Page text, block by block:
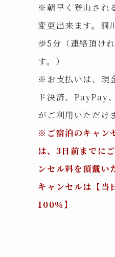
※朝早く登山され
変更出来ます。洞
歩5分（連絡頂け
す。）
※お支払いは、現
ド決済、PayPay
がご利用いただけ
※ご宿泊のキャン
は、3日前までに
ンセル料を頂戴
キャンセルは【当
100％】